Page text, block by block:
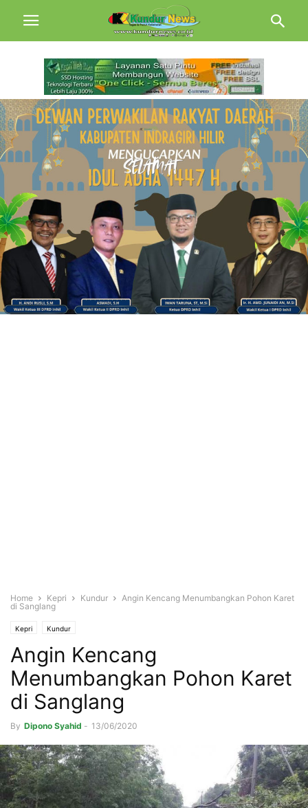
Home Kepri Kundur
Angin Kencang Menumbangkan Pohon Karet
di Sanglang
Kepri Kundur
Angin Kencang
Menumbangkan Pohon Karet
di Sanglang
By Dipono Syahid - 13/06/2020